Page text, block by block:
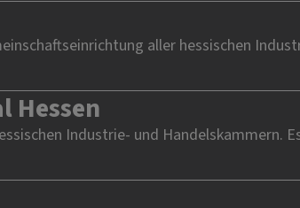
aller hessischen
Hessen
Industrie- und